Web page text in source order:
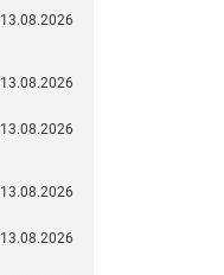
13.08.2026
13.08.2026
13.08.2026
13.08.2026
13.08.2026